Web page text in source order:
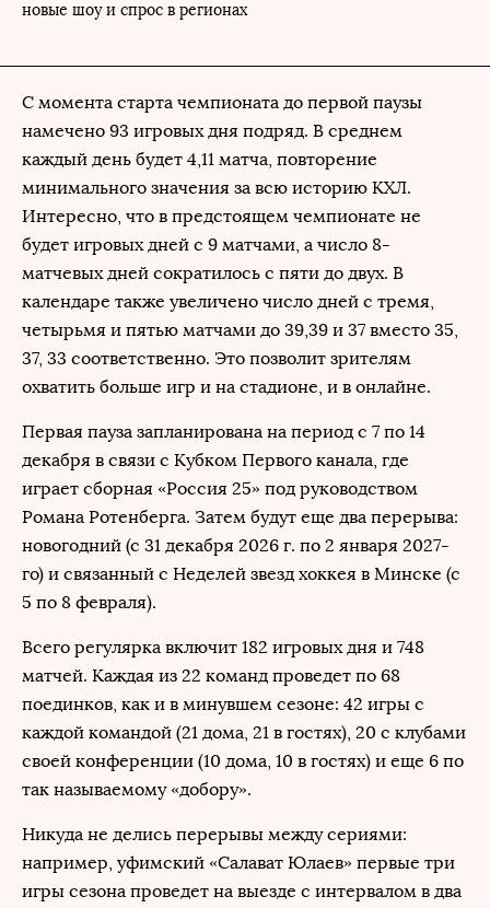
новые шоу и спрос в регионах
С момента старта чемпионата до первой паузы
намечено 93 игровых дня подряд. В среднем
каждый день будет 4,11 матча, повторение
минимального значения за всю историю КХЛ.
Интересно, что в предстоящем чемпионате не
будет игровых дней с 9 матчами, а число 8-
матчевых дней сократилось с пяти до двух. В
календаре также увеличено число дней с тремя,
четырьмя и пятью матчами до 39,39 и 37 вместо 35,
37, 33 соответственно. Это позволит зрителям
охватить больше игр и на стадионе, и в онлайне.
Первая пауза запланирована на период с 7 по 14
декабря в связи с Кубком Первого канала, где
играет сборная «Россия 25» под руководством
Романа Ротенберга. Затем будут еще два перерыва:
новогодний (с 31 декабря 2026 г. по 2 января 2027-
го) и связанный с Неделей звезд хоккея в Минске (с
5 по 8 февраля).
Всего регулярка включит 182 игровых дня и 748
матчей. Каждая из 22 команд проведет по 68
поединков, как и в минувшем сезоне: 42 игры с
каждой командой (21 дома, 21 в гостях), 20 с клубами
своей конференции (10 дома, 10 в гостях) и еще 6 по
так называемому «добору».
Никуда не делись перерывы между сериями:
например, уфимский «Салават Юлаев» первые три
игры сезона проведет на выезде с интервалом в два